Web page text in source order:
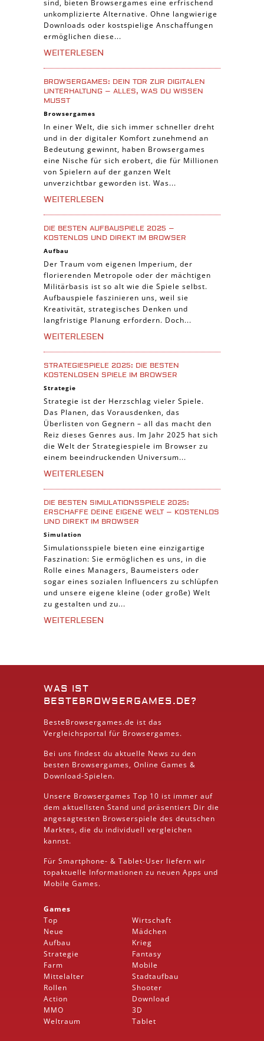
Simulation Spiele
Tier Spiele
Casual Spiele
Abenteuer Spiele
Online Spiele
Trading Card Spiele
Manager Spiele
sind, bieten Browsergames eine erfrischend
unkomplizierte Alternative. Ohne langwierige
Downloads oder kostspielige Anschaffungen
ermöglichen diese...
WEITERLESEN
BROWSERGAMES: DEIN TOR ZUR DIGITALEN
UNTERHALTUNG – ALLES, WAS DU WISSEN
MUSST
Browsergames
In einer Welt, die sich immer schneller dreht
und in der digitaler Komfort zunehmend an
Bedeutung gewinnt, haben Browsergames
eine Nische für sich erobert, die für Millionen
von Spielern auf der ganzen Welt
unverzichtbar geworden ist. Was...
WEITERLESEN
DIE BESTEN AUFBAUSPIELE 2025 –
KOSTENLOS UND DIREKT IM BROWSER
Aufbau
Der Traum vom eigenen Imperium, der
florierenden Metropole oder der mächtigen
Militärbasis ist so alt wie die Spiele selbst.
Aufbauspiele faszinieren uns, weil sie
Kreativität, strategisches Denken und
langfristige Planung erfordern. Doch...
WEITERLESEN
STRATEGIESPIELE 2025: DIE BESTEN
KOSTENLOSEN SPIELE IM BROWSER
Strategie
Strategie ist der Herzschlag vieler Spiele.
Das Planen, das Vorausdenken, das
Überlisten von Gegnern – all das macht den
Reiz dieses Genres aus. Im Jahr 2025 hat sich
die Welt der Strategiespiele im Browser zu
einem beeindruckenden Universum...
WEITERLESEN
DIE BESTEN SIMULATIONSSPIELE 2025:
ERSCHAFFE DEINE EIGENE WELT – KOSTENLOS
UND DIREKT IM BROWSER
Simulation
Simulationsspiele bieten eine einzigartige
Faszination: Sie ermöglichen es uns, in die
Rolle eines Managers, Baumeisters oder
sogar eines sozialen Influencers zu schlüpfen
und unsere eigene kleine (oder große) Welt
zu gestalten und zu...
WEITERLESEN
WAS IST
BESTEBROWSERGAMES.DE?
BesteBrowsergames.de ist das
Vergleichsportal für Browsergames.
Bei uns findest du aktuelle News zu den
besten Browsergames, Online Games &
Download-Spielen.
Unsere Browsergames Top 10 ist immer auf
dem aktuellsten Stand und präsentiert Dir die
angesagtesten Browserspiele des deutschen
Marktes, die du individuell vergleichen
kannst.
Für Smartphone- & Tablet-User liefern wir
topaktuelle Informationen zu neuen Apps und
Mobile Games.
Games
Top
Neue
Aufbau
Strategie
Farm
Mittelalter
Rollen
Action
MMO
Weltraum
Wirtschaft
Mädchen
Krieg
Fantasy
Mobile
Stadtaufbau
Shooter
Download
3D
Tablet